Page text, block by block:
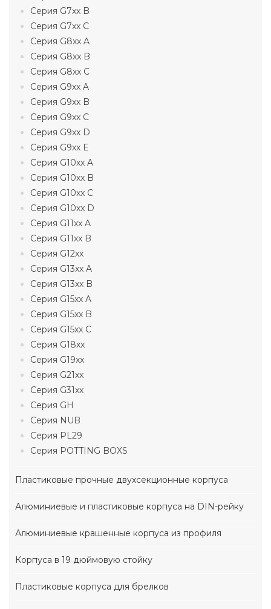
Серия G7xx B
Серия G7xx C
Серия G8xx A
Серия G8xx B
Серия G8xx C
Серия G9xx A
Серия G9xx B
Серия G9xx C
Серия G9xx D
Серия G9xx E
Серия G10xx A
Серия G10xx B
Серия G10xx C
Серия G10xx D
Серия G11xx A
Серия G11xx B
Серия G12xx
Серия G13xx A
Серия G13xx B
Серия G15xx A
Серия G15xx B
Серия G15xx C
Серия G18xx
Серия G19xx
Серия G21xx
Серия G31xx
Серия GH
Серия NUB
Серия PL29
Серия POTTING BOXS
Пластиковые прочные двухсекционные корпуса
Алюминиевые и пластиковые корпуса на DIN-рейку
Алюминиевые крашенные корпуса из профиля
Корпуса в 19 дюймовую стойку
Пластиковые корпуса для брелков